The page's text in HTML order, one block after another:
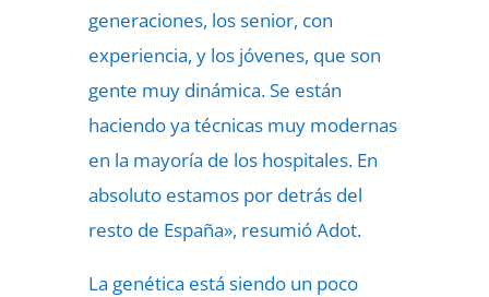
generaciones, los senior, con
experiencia, y los jóvenes, que son
gente muy dinámica. Se están
haciendo ya técnicas muy modernas
en la mayoría de los hospitales. En
absoluto estamos por detrás del
resto de España», resumió Adot.
La genética está siendo un poco